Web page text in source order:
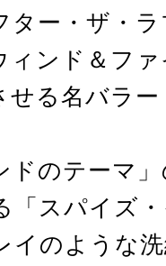
ター・ザ・
ィンド＆フ
せる名バラ
ドのテーマ
「スパイズ
イのような